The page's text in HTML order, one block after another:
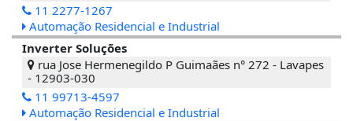
11 2277-1267
Automação Residencial e Industrial
Inverter Soluções
rua Jose Hermenegildo P Guimaães n° 272 - Lavapes
- 12903-030
11 99713-4597
Automação Residencial e Industrial